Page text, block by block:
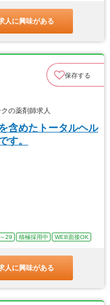
人に興味がある
保存する
の薬剤師求人
含めたトータルヘル
す。
29 積極採用中 WEB面接OK
人に興味がある